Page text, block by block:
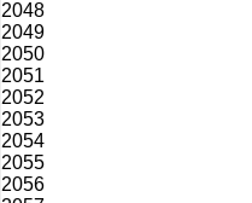
2048
2049
2050
2051
2052
2053
2054
2055
2056